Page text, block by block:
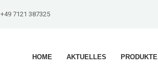
+49 7121 387325
HOME AKTUELLES PRODUKTE